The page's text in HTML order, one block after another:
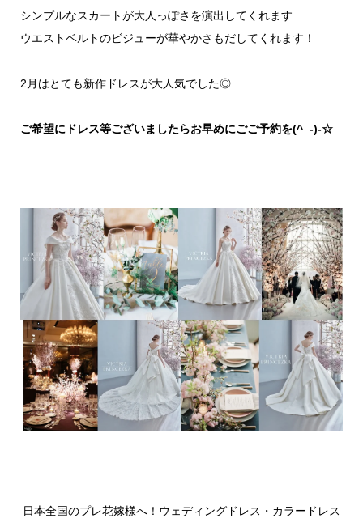
シンプルなスカートが大人っぽさを演出してくれます
ウエストベルトのビジューが華やかさもだしてくれます！
2月はとても新作ドレスが大人気でした◎
ご希望にドレス等ございましたらお早めにごご予約を(^_-)-☆
日本全国のプレ花嫁様へ！ウェディングドレス・カラードレス